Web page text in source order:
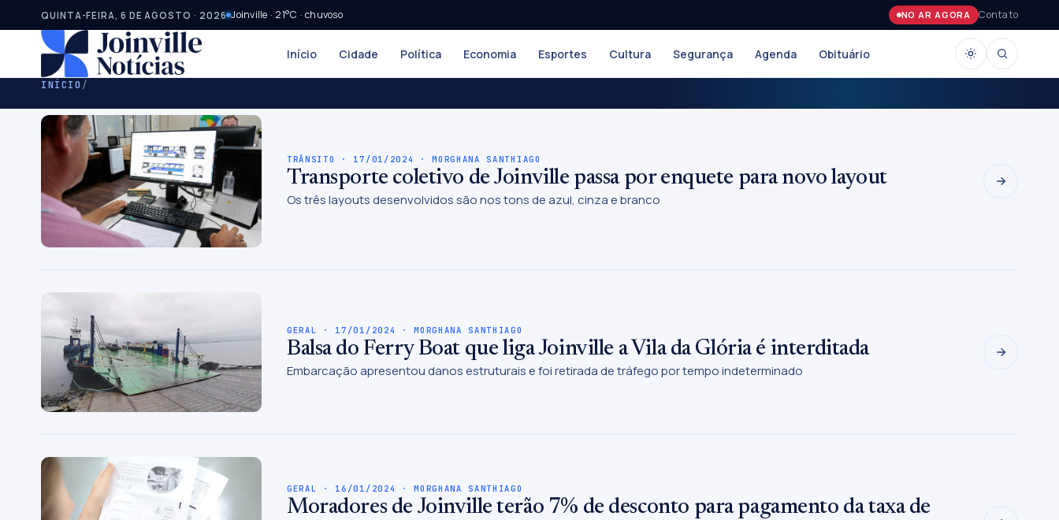
QUINTA-FEIRA, 6 DE AGOSTO · 2026 Joinville · 21°C · chuvoso NO AR AGORA Contato
Início Cidade Política Economia Esportes Cultura Segurança Agenda Obituário
INÍCIO /
TRÂNSITO · 17/01/2024 · MORGHANA SANTHIAGO
Transporte coletivo de Joinville passa por enquete para novo layout
Os três layouts desenvolvidos são nos tons de azul, cinza e branco
GERAL · 17/01/2024 · MORGHANA SANTHIAGO
Balsa do Ferry Boat que liga Joinville a Vila da Glória é interditada
Embarcação apresentou danos estruturais e foi retirada de tráfego por tempo indeterminado
GERAL · 16/01/2024 · MORGHANA SANTHIAGO
Moradores de Joinville terão 7% de desconto para pagamento da taxa de